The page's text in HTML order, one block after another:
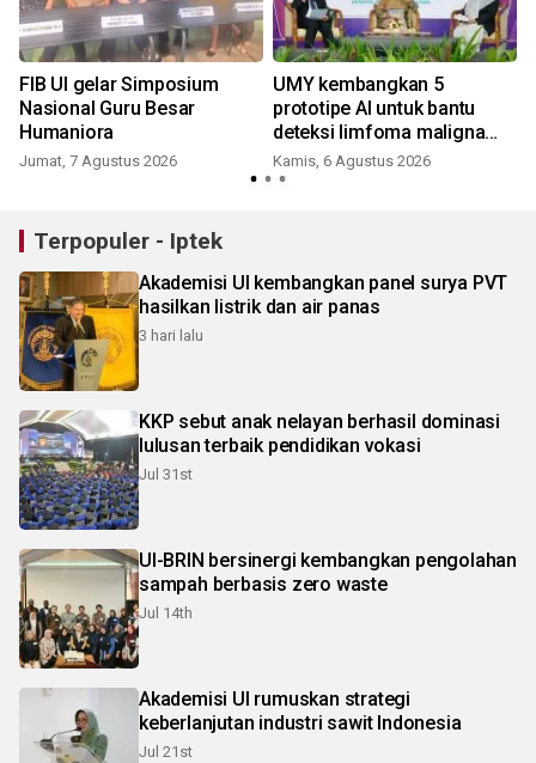
FIB UI gelar Simposium
Nasional Guru Besar
Humaniora
Jumat, 7 Agustus 2026
UMY kembangkan 5
prototipe AI untuk bantu
deteksi limfoma maligna
hingga tumor otak
Kamis, 6 Agustus 2026
Terpopuler - Iptek
Akademisi UI kembangkan panel surya PVT
hasilkan listrik dan air panas
3 hari lalu
KKP sebut anak nelayan berhasil dominasi
lulusan terbaik pendidikan vokasi
Jul 31st
UI-BRIN bersinergi kembangkan pengolahan
sampah berbasis zero waste
Jul 14th
Akademisi UI rumuskan strategi
keberlanjutan industri sawit Indonesia
Jul 21st